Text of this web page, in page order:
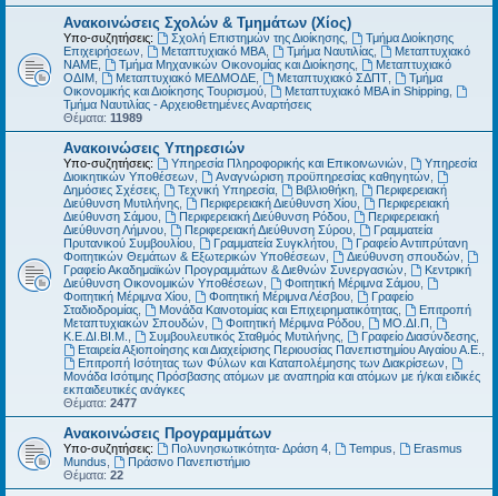
Ανακοινώσεις Σχολών & Τμημάτων (Χίος)
Υπο-συζητήσεις: Σχολή Επιστημών της Διοίκησης,
Τμήμα Διοίκησης
Επιχειρήσεων
Μεταπτυχιακό MBA, Τμήμα Ναυτιλίας,
Μεταπτυχιακό
ΝΑΜΕ
Τμήμα Μηχανικών Οικονομίας και Διοίκησης,
Μεταπτυχιακό
ΟΔΙΜ
Μεταπτυχιακό ΜΕΔΜΟΔΕ, Μεταπτυχιακό ΣΔΠΤ,
Τμήμα
Οικονομικής και Διοίκησης Τουρισμού
Μεταπτυχιακό MBA in Shipping,
Τμήμα Ναυτιλίας - Αρχειοθετημένες Αναρτήσεις
Θέματα: 11989
Ανακοινώσεις Υπηρεσιών
Υπο-συζητήσεις: Υπηρεσία Πληροφορικής και Επικοινωνιών
Υπηρεσία
Διοικητικών Υποθέσεων
Αναγνώριση προϋπηρεσίας καθηγητών
Δημόσιες Σχέσεις
Τεχνική Υπηρεσία, Βιβλιοθήκη,
Περιφερειακή
Διεύθυνση Μυτιλήνης
Περιφερειακή Διεύθυνση Χίου,
Περιφερειακή
Διεύθυνση Σάμου
Περιφερειακή Διεύθυνση Ρόδου,
Περιφερειακή
Διεύθυνση Λήμνου
Περιφερειακή Διεύθυνση Σύρου,
Γραμματεία
Πρυτανικού Συμβουλίου
Γραμματεία Συγκλήτου,
Γραφείο Αντιπρύτανη
Φοιτητικών Θεμάτων & Εξωτερικών Υποθέσεων
Διεύθυνση σπουδών
Γραφείο Ακαδημαϊκών Προγραμμάτων & Διεθνών Συνεργασιών
Κεντρική
Διεύθυνση Οικονομικών Υποθέσεων
Φοιτητική Μέριμνα Σάμου,
Φοιτητική Μέριμνα Χίου
Φοιτητική Μέριμνα Λέσβου,
Γραφείο
Σταδιοδρομίας
Μονάδα Καινοτομίας και Επιχειρηματικότητας,
Επιτροπή
Μεταπτυχιακών Σπουδών
Φοιτητική Μέριμνα Ρόδου, ΜΟ.ΔΙ.Π
Κ.Ε.ΔΙ.ΒΙ.Μ.
Συμβουλευτικός Σταθμός Μυτιλήνης, Γραφείο Διασύνδεσης,
Εταιρεία Αξιοποίησης και Διαχείρισης Περιουσίας Πανεπιστημίου Αιγαίου Α.Ε.
Επιτροπή Ισότητας των Φύλων και Καταπολέμησης των Διακρίσεων
Μονάδα Ισότιμης Πρόσβασης ατόμων με αναπηρία και ατόμων με ή/και ειδικές
εκπαιδευτικές ανάγκες
Θέματα: 2477
Ανακοινώσεις Προγραμμάτων
Υπο-συζητήσεις: Πολυνησιωτικότητα- Δράση 4, Tempus
Erasmus
Mundus
Πράσινο Πανεπιστήμιο
Θέματα: 22